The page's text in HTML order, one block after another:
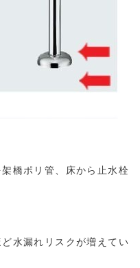
橋ポリ管、床から止水栓
水漏れリスクが増えてい